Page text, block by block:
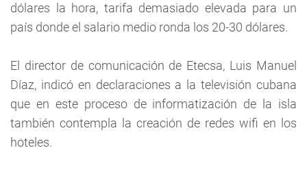
dólares la hora, tarifa demasiado elevada para un
país donde el salario medio ronda los 20-30 dólares.
El director de comunicación de Etecsa, Luis Manuel
Díaz, indicó en declaraciones a la televisión cubana
que en este proceso de informatización de la isla
también contempla la creación de redes wifi en los
hoteles.